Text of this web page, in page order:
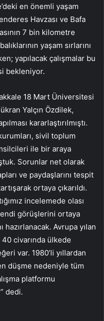
en önemli yaşam
Havzası ve Bafa
7 bin kilometre
yaşam sırlarını
yapılacak çalışmalar bu
bekleniyor.
18 Mart Üniversitesi
Yalçın Özdilek,
kararlaştırılmıştı.
sivil toplum
ile bir araya
Sorunlar net olarak
ve paydaşlarını tespit
ortaya çıkarıldı.
incelemede olası
görüşlerini ortaya
hazırlanacak. Avrupa yılan
40 civarında ülkede
var. 1980’li yıllardan
düşme nedeniyle tüm
platformu
dedi.